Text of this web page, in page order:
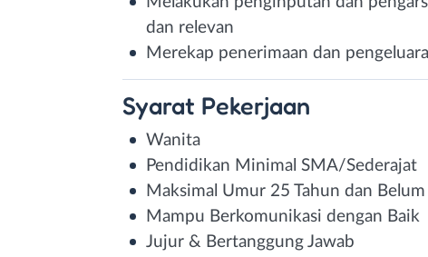
dan relevan
Merekap penerimaan dan
Syarat Pekerjaan
Wanita
Pendidikan Minimal SMA/Sederajat
Maksimal Umur 25 Tahun dan
Mampu Berkomunikasi dengan Baik
Jujur & Bertanggung Jawab